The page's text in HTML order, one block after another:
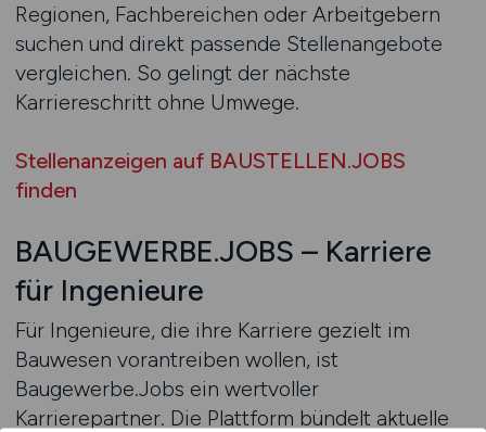
Regionen, Fachbereichen oder Arbeitgebern
suchen und direkt passende Stellenangebote
vergleichen. So gelingt der nächste
Karriereschritt ohne Umwege.
Stellenanzeigen auf BAUSTELLEN.JOBS
finden
BAUGEWERBE.JOBS – Karriere
für Ingenieure
Für Ingenieure, die ihre Karriere gezielt im
Bauwesen vorantreiben wollen, ist
Baugewerbe.Jobs ein wertvoller
Karrierepartner. Die Plattform bündelt aktuelle